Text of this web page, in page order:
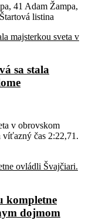
41 Adam Žampa,
listina
sa stala
v obrovskom
víťazný čas 2:22,71.
kompletne
dojmom